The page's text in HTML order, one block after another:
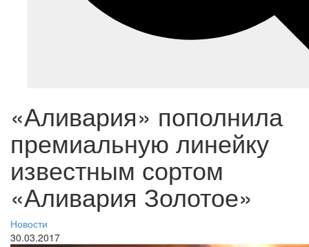
«Аливария» пополнила
премиальную линейку
известным сортом
«Аливария Золотое»
Новости
30.03.2017